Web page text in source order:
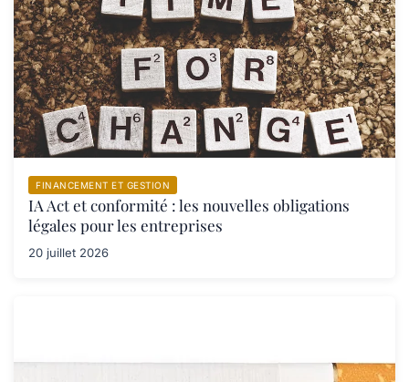
FINANCEMENT ET GESTION
IA Act et conformité : les nouvelles obligations
légales pour les entreprises
20 juillet 2026